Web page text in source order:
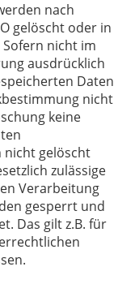
nach
gelöscht oder in
nicht im
ausdrücklich
Daten
nicht
keine
nicht gelöscht
zulässige
Verarbeitung
gesperrt und
Das gilt z.B. für